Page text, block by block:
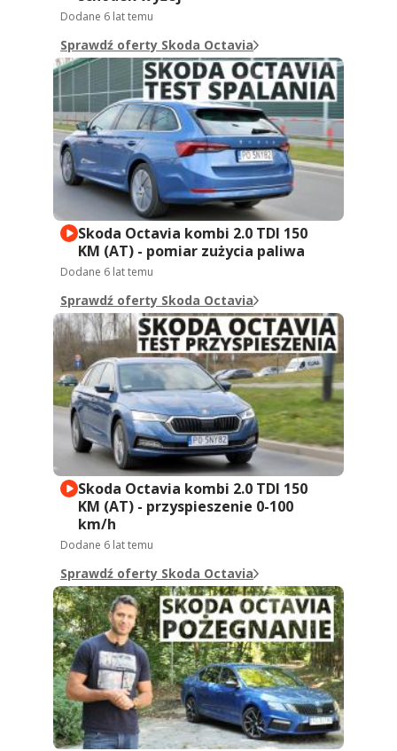
Dodane 6 lat temu
Sprawdź oferty Skoda Octavia
Skoda Octavia kombi 2.0 TDI 150
KM (AT) - pomiar zużycia paliwa
Dodane 6 lat temu
Sprawdź oferty Skoda Octavia
Skoda Octavia kombi 2.0 TDI 150
KM (AT) - przyspieszenie 0-100
km/h
Dodane 6 lat temu
Sprawdź oferty Skoda Octavia